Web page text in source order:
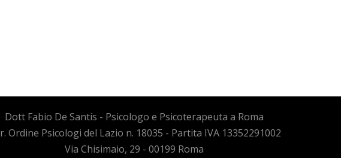
Dott Fabio De Santis - Psicologo e Psicoterapeuta a Roma
Ordine Psicologi del Lazio n. 18035 - Partita IVA 13352291002
Via Chisimaio, 29 - 00199 Roma